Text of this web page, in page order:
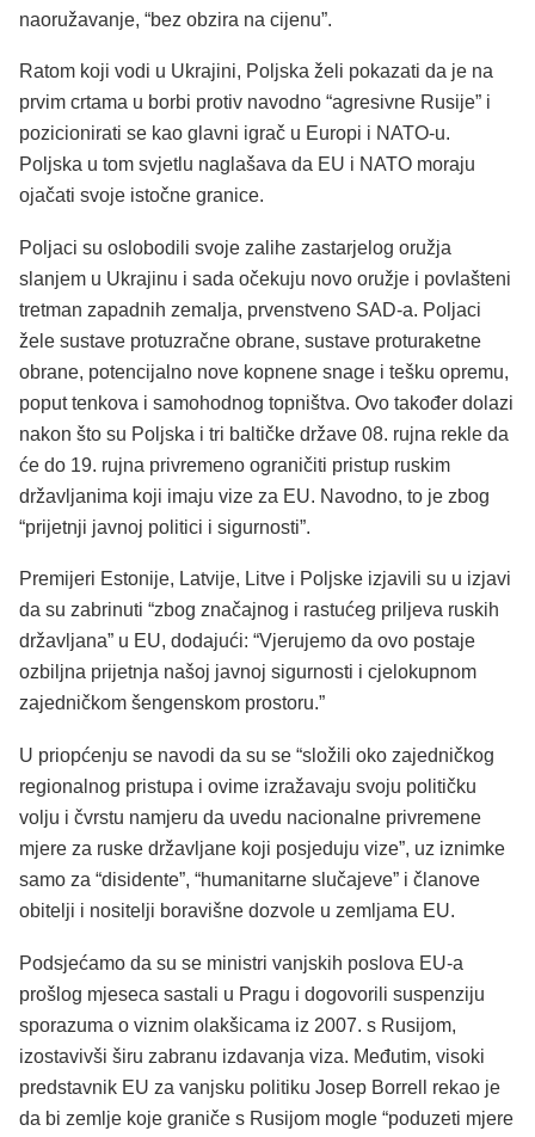
naoružavanje, “bez obzira na cijenu”.
Ratom koji vodi u Ukrajini, Poljska želi pokazati da je na
prvim crtama u borbi protiv navodno “agresivne Rusije” i
pozicionirati se kao glavni igrač u Europi i NATO-u.
Poljska u tom svjetlu naglašava da EU i NATO moraju
ojačati svoje istočne granice.
Poljaci su oslobodili svoje zalihe zastarjelog oružja
slanjem u Ukrajinu i sada očekuju novo oružje i povlašteni
tretman zapadnih zemalja, prvenstveno SAD-a. Poljaci
žele sustave protuzračne obrane, sustave proturaketne
obrane, potencijalno nove kopnene snage i tešku opremu,
poput tenkova i samohodnog topništva. Ovo također dolazi
nakon što su Poljska i tri baltičke države 08. rujna rekle da
će do 19. rujna privremeno ograničiti pristup ruskim
državljanima koji imaju vize za EU. Navodno, to je zbog
“prijetnji javnoj politici i sigurnosti”.
Premijeri Estonije, Latvije, Litve i Poljske izjavili su u izjavi
da su zabrinuti “zbog značajnog i rastućeg priljeva ruskih
državljana” u EU, dodajući: “Vjerujemo da ovo postaje
ozbiljna prijetnja našoj javnoj sigurnosti i cjelokupnom
zajedničkom šengenskom prostoru.”
U priopćenju se navodi da su se “složili oko zajedničkog
regionalnog pristupa i ovime izražavaju svoju političku
volju i čvrstu namjeru da uvedu nacionalne privremene
mjere za ruske državljane koji posjeduju vize”, uz iznimke
samo za “disidente”, “humanitarne slučajeve” i članove
obitelji i nositelji boravišne dozvole u zemljama EU.
Podsjećamo da su se ministri vanjskih poslova EU-a
prošlog mjeseca sastali u Pragu i dogovorili suspenziju
sporazuma o viznim olakšicama iz 2007. s Rusijom,
izostavivši širu zabranu izdavanja viza. Međutim, visoki
predstavnik EU za vanjsku politiku Josep Borrell rekao je
da bi zemlje koje graniče s Rusijom mogle “poduzeti mjere